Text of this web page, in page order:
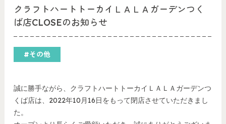
クラフトハートトーカイＬＡＬＡガーデンつく
ば店CLOSEのお知らせ
#その他
誠に勝手ながら、クラフトハートトーカイＬＡＬＡガーデンつ
くば店は、2022年10月16日をもって閉店させていただきまし
た。